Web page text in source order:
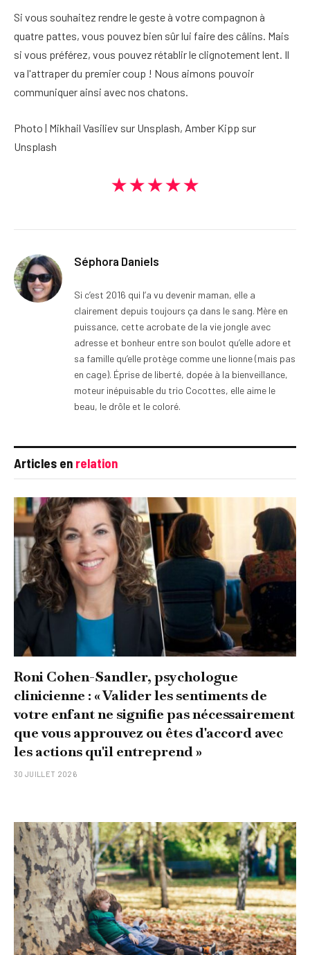
Si vous souhaitez rendre le geste à votre compagnon à
quatre pattes, vous pouvez bien sûr lui faire des câlins. Mais
si vous préférez, vous pouvez rétablir le clignotement lent. Il
va l'attraper du premier coup ! Nous aimons pouvoir
communiquer ainsi avec nos chatons.
Photo | Mikhail Vasiliev sur Unsplash, Amber Kipp sur
Unsplash
★★★★★
Séphora Daniels
Si c’est 2016 qui l’a vu devenir maman, elle a
clairement depuis toujours ça dans le sang. Mère en
puissance, cette acrobate de la vie jongle avec
adresse et bonheur entre son boulot qu’elle adore et
sa famille qu’elle protège comme une lionne (mais pas
en cage). Éprise de liberté, dopée à la bienveillance,
moteur inépuisable du trio Cocottes, elle aime le
beau, le drôle et le coloré.
Articles en relation
Roni Cohen-Sandler, psychologue
clinicienne : « Valider les sentiments de
votre enfant ne signifie pas nécessairement
que vous approuvez ou êtes d'accord avec
les actions qu'il entreprend »
30 JUILLET 2026